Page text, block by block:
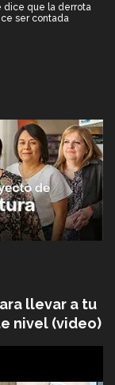
dice que la derrota
ser contada
llevar a tu
nivel (video)